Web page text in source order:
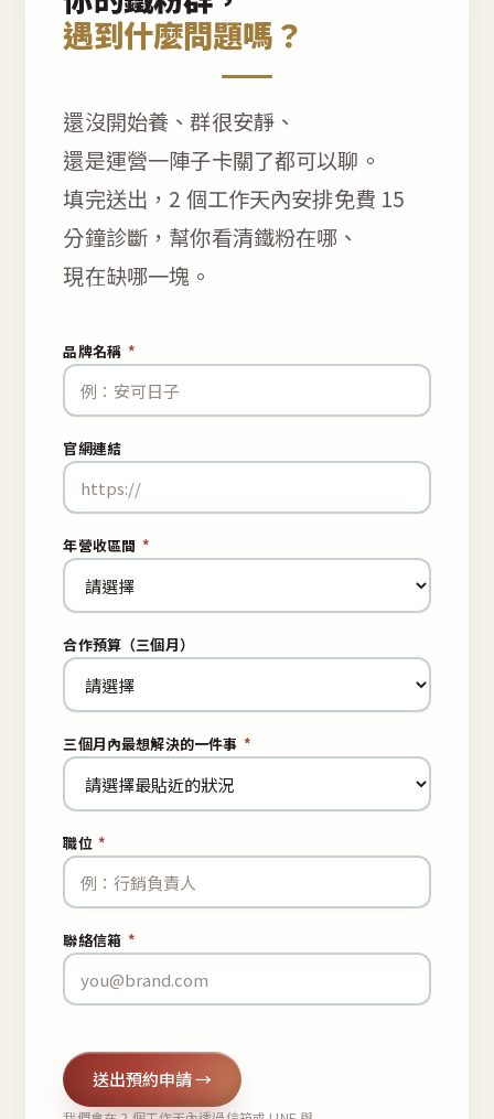
遇到什麼問題嗎？
還沒開始養、群很安靜、
還是運營一陣子卡關了都可以聊。
填完送出，2 個工作天內安排免費 15
分鐘診斷，幫你看清鐵粉在哪、
現在缺哪一塊。
品牌名稱 *
官網連結
年營收區間 *
合作預算（三個月）
三個月內最想解決的一件事 *
職位 *
聯絡信箱 *
送出預約申請 →